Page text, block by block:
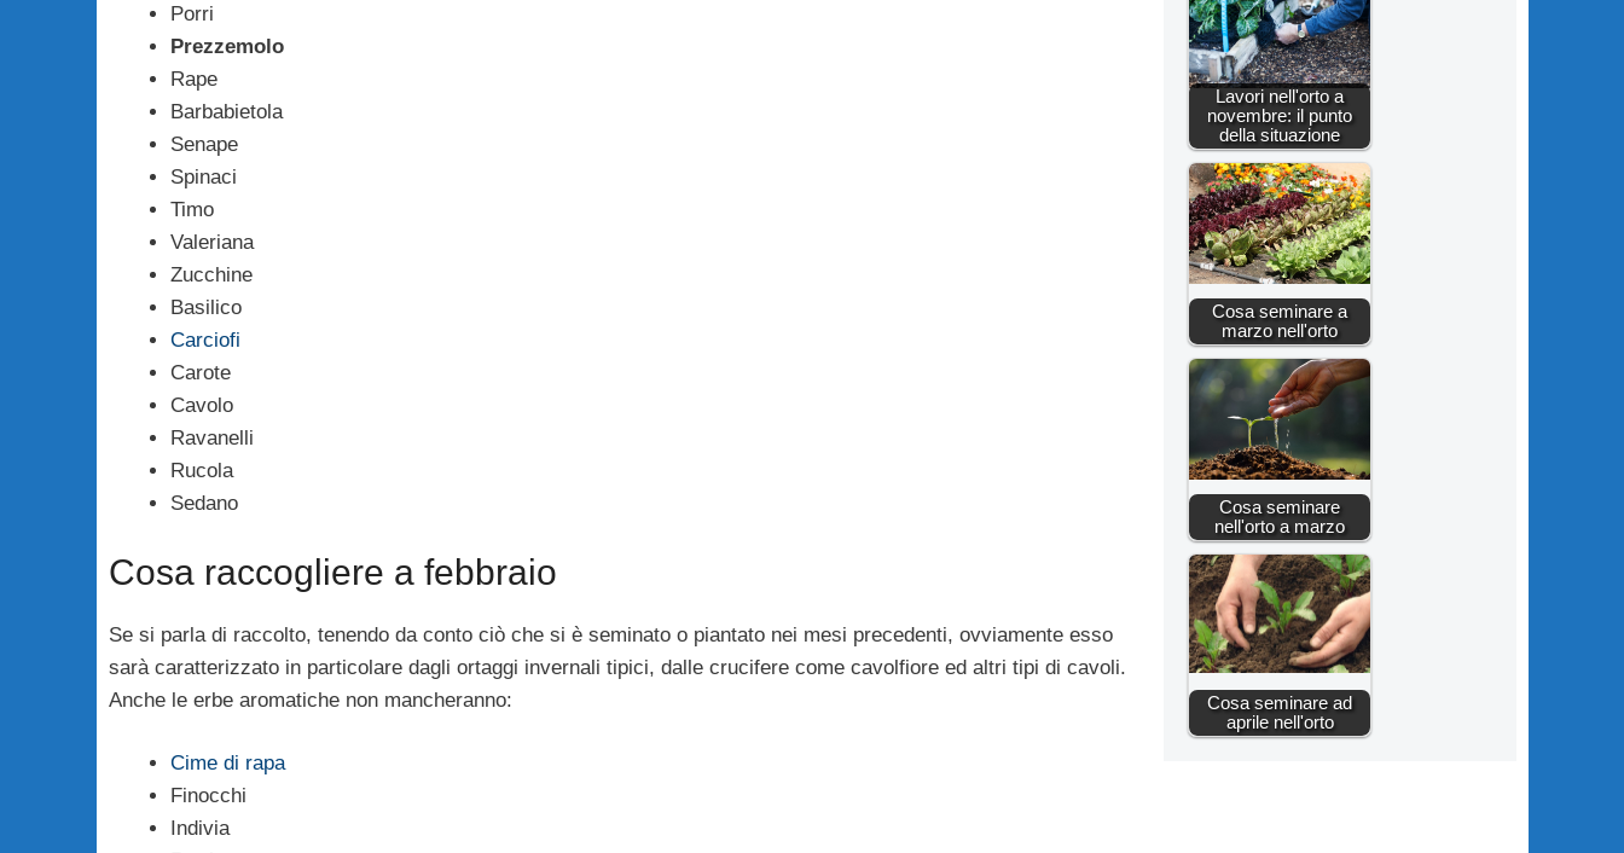
Porri
Prezzemolo
Rape
Barbabietola
Senape
Spinaci
Timo
Valeriana
Zucchine
Basilico
Carciofi
Carote
Cavolo
Ravanelli
Rucola
Sedano
Cosa raccogliere a febbraio
Se si parla di raccolto, tenendo da conto ciò che si è seminato o piantato nei mesi precedenti, ovviamente esso
sarà caratterizzato in particolare dagli ortaggi invernali tipici, dalle crucifere come cavolfiore ed altri tipi di cavoli.
Anche le erbe aromatiche non mancheranno:
Cime di rapa
Finocchi
Indivia
Lavori nell'orto a
novembre: il punto
della situazione
Cosa seminare a
marzo nell'orto
Cosa seminare
nell'orto a marzo
Cosa seminare ad
aprile nell'orto